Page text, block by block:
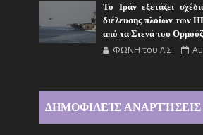
Το Ιράν εξετάζει
διέλευσης πλοίων των
από τα Στενά του Ορμούζ
ΦΩΝΗ του Λ.Σ.
ΔΗΜΟΦΙΛΕΊΣ ΑΝΑΡΤΉΣΕΙΣ